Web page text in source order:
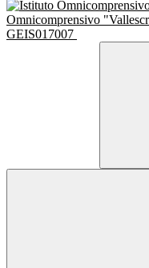
Omnicomprensivo
GEIS017007